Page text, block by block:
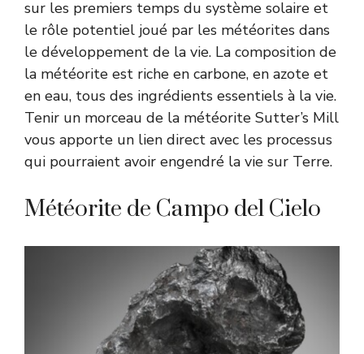
sur les premiers temps du système solaire et
le rôle potentiel joué par les météorites dans
le développement de la vie. La composition de
la météorite est riche en carbone, en azote et
en eau, tous des ingrédients essentiels à la vie.
Tenir un morceau de la météorite Sutter’s Mill
vous apporte un lien direct avec les processus
qui pourraient avoir engendré la vie sur Terre.
Météorite de Campo del Cielo